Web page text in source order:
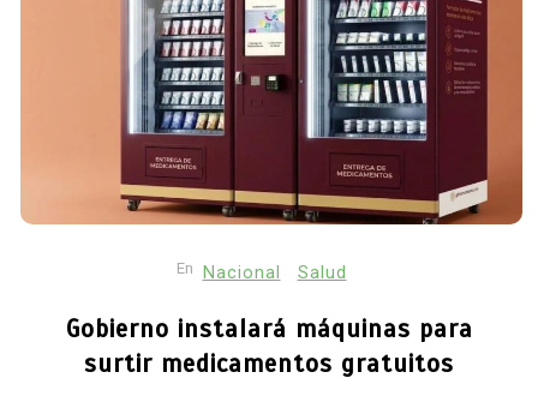
En Nacional Salud
Gobierno instalará máquinas para
surtir medicamentos gratuitos